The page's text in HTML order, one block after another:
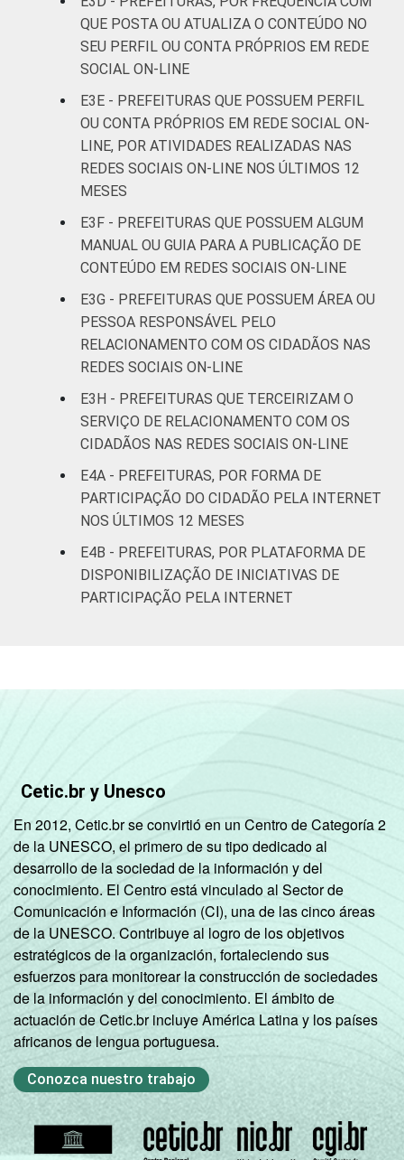
REGIÃO
Norte - Até
5 mil
12 88 0
Norte -
Mais de 5
mil até 10
mil
16 83 2
Norte -
Mais de 10
mil até 20
mil
habitantes
16 78 6
Norte -
mil até 50
mil
habitantes
21 75 4
Norte -
Mais de 50
mil
habitantes
habitantes
Nordeste -
Mais de 5
mil até 10
mil
habitantes
20 79
Nordeste -
Mais de 10
mil até 20
mil
habitantes
22 72
Nordeste -
Mais de 20
mil até 50
mil
20 74 5
QUE POSTA OU ATUALIZA O CONTEÚDO NO
SEU PERFIL OU CONTA PRÓPRIOS EM REDE
SOCIAL ON-LINE
E3E - PREFEITURAS QUE POSSUEM PERFIL
OU CONTA PRÓPRIOS EM REDE SOCIAL ON-
LINE, POR ATIVIDADES REALIZADAS NAS
REDES SOCIAIS ON-LINE NOS ÚLTIMOS 12
MESES
E3F - PREFEITURAS QUE POSSUEM ALGUM
MANUAL OU GUIA PARA A PUBLICAÇÃO DE
CONTEÚDO EM REDES SOCIAIS ON-LINE
E3G - PREFEITURAS QUE POSSUEM ÁREA OU
PESSOA RESPONSÁVEL PELO
RELACIONAMENTO COM OS CIDADÃOS NAS
REDES SOCIAIS ON-LINE
E3H - PREFEITURAS QUE TERCEIRIZAM O
SERVIÇO DE RELACIONAMENTO COM OS
CIDADÃOS NAS REDES SOCIAIS ON-LINE
E4A - PREFEITURAS, POR FORMA DE
PARTICIPAÇÃO DO CIDADÃO PELA INTERNET
NOS ÚLTIMOS 12 MESES
E4B - PREFEITURAS, POR PLATAFORMA DE
DISPONIBILIZAÇÃO DE INICIATIVAS DE
PARTICIPAÇÃO PELA INTERNET
Cetic.br y Unesco
En 2012, Cetic.br se convirtió en un Centro de Categoría 2
de la UNESCO, el primero de su tipo dedicado al
desarrollo de la sociedad de la información y del
conocimiento. El Centro está vinculado al Sector de
Comunicación e Información (CI), una de las cinco áreas
de la UNESCO. Contribuye al logro de los objetivos
estratégicos de la organización, fortaleciendo sus
esfuerzos para monitorear la construcción de sociedades
de la información y del conocimiento. El ámbito de
actuación de Cetic.br incluye América Latina y los países
africanos de lengua portuguesa.
Conozca nuestro trabajo